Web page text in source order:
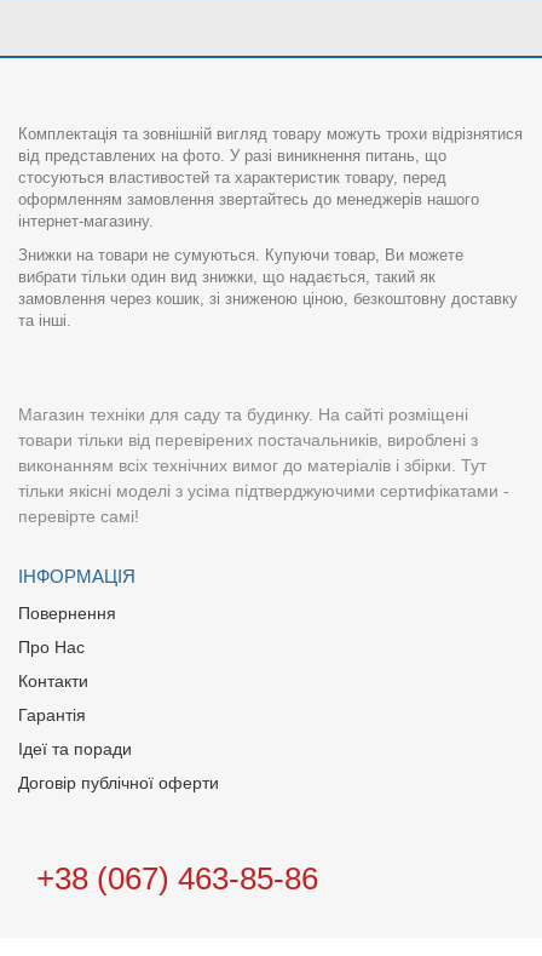
Комплектація та зовнішній вигляд товару можуть трохи відрізнятися
від представлених на фото. У разі виникнення питань, що
стосуються властивостей та характеристик товару, перед
оформленням замовлення звертайтесь до менеджерів нашого
інтернет-магазину.
Знижки на товари не сумуються. Купуючи товар, Ви можете
вибрати тільки один вид знижки, що надається, такий як
замовлення через кошик, зі зниженою ціною, безкоштовну доставку
та інші.
Магазин техніки для саду та будинку. На сайті розміщені
товари тільки від перевірених постачальників, вироблені з
виконанням всіх технічних вимог до матеріалів і збірки. Тут
тільки якісні моделі з усіма підтверджуючими сертифікатами -
перевірте самі!
ІНФОРМАЦІЯ
Повернення
Про Нас
Контакти
Гарантія
Ідеї та поради
Договір публічної оферти
+38 (067) 463-85-86